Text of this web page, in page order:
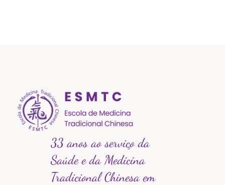
33 anos ao serviço da
Saúde e da Medicina
Tradicional Chinesa em